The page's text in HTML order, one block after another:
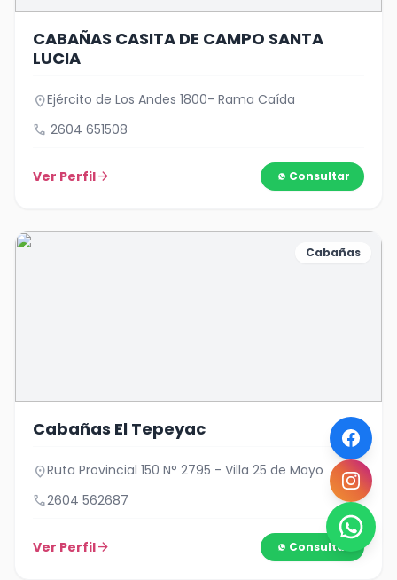
CABAÑAS CASITA DE CAMPO SANTA
LUCIA
location_onEjército de Los Andes 1800- Rama Caída
call 2604 651508
Ver Perfilarrow_forward Consultar
Cabañas
Cabañas El Tepeyac
location_onRuta Provincial 150 N° 2795 - Villa 25 de Mayo
call2604 562687
Ver Perfilarrow_forward Consultar